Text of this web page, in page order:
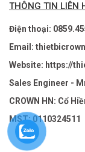
THÔNG TIN LIÊN
Điện thoại:
Email:
Website: https://
Sales Engineer -
CROWN HN: Cổ
MST: 0110324511